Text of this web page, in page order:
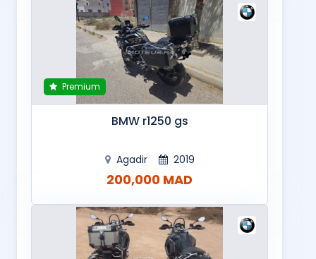
Premium
BMW r1250 gs
Agadir 2019
200,000 MAD